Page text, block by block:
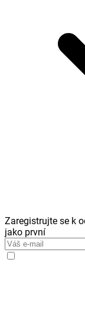
Zaregistrujte se k
jako první